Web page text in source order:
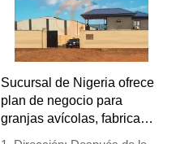
horas Whatsapp NO. :
+8618830120193，
contáctenos para obtener
información completa
Sucursal de Nigeria ofrece
plan de negocio para
granjas avícolas, fabrica